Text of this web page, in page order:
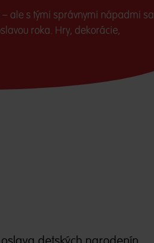
ale s tými správnymi nápadmi sa
roka. Hry, dekorácie,